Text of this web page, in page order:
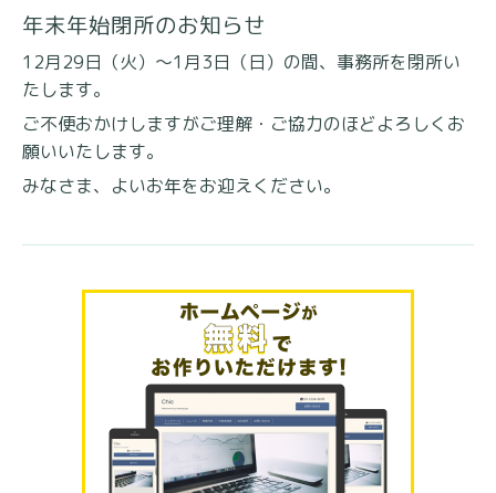
年末年始閉所のお知らせ
12月29日（火）～1月3日（日）の間、 事務所を閉所い
たします。
ご不便おかけしますがご理解・ご協力のほどよろしく お
願いいたします。
みなさま、よいお年をお迎えください。